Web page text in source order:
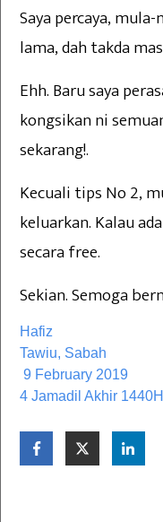
Saya percaya,
lama, dah takda
Ehh. Baru saya
kongsikan ni
sekarang!.
Kecuali tips No 2,
keluarkan. Kalau
secara free.
Sekian. Semoga
Hafiz
Tawiu, Sabah
9 February 2019
4 Jamadil Akhir 1440H